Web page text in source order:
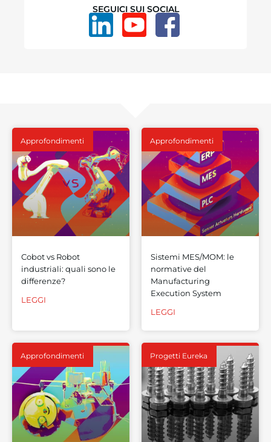
SEGUICI SUI SOCIAL
Approfondimenti
Cobot vs Robot
industriali: quali sono le
differenze?
LEGGI
Approfondimenti
Sistemi MES/MOM: le
normative del
Manufacturing
Execution System
LEGGI
Approfondimenti Progetti Eureka